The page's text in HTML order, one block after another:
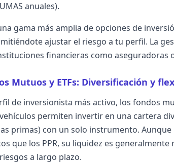
anuales).
gama más amplia de opciones de
ajustar el riesgo a tu perfil. La
financieras como aseguradoras
Mutuos y ETFs: Diversificación y
de inversionista más activo, los fondos
permiten invertir en una cartera
primas) con un solo instrumento.
que los PPR, su liquidez es
a largo plazo.